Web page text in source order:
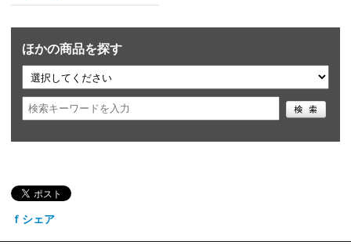
ほかの商品を探す
ｆシェア